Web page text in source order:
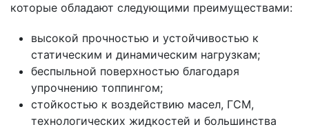
которые обладают следующими преимуществами:
высокой прочностью и устойчивостью к
статическим и динамическим нагрузкам;
беспыльной поверхностью благодаря
упрочнению топпингом;
стойкостью к воздействию масел, ГСМ,
технологических жидкостей и большинства